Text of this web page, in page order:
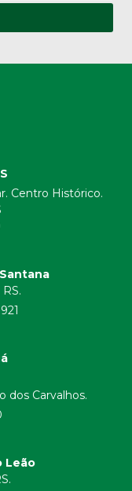
Centro Histórico.
dos Carvalhos.
Leão